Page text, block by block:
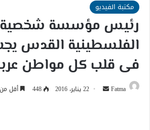
مكتبة الفيديو
رئيس مؤسسة شخصية
الفلسطينية القدس
فى قلب كل مواطن
Fatma
أرسل 22 يناير، 2016 448 أقل